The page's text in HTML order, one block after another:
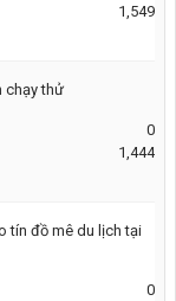
1,549
chạy thử
0
1,444
tín đồ mê du lịch tại
0